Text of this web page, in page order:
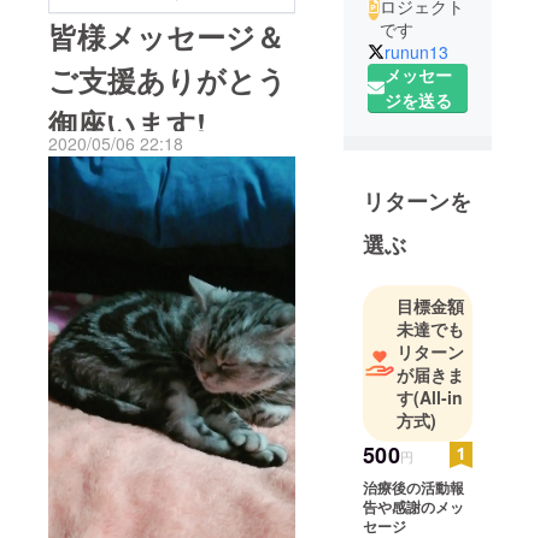
皆様メッセージ＆
ご支援ありがとう
御座います!
2020/05/06 22:18
ロジェクト
です
runun13
メッセー
ジを送る
リターンを
選ぶ
目標金額
未達でも
リターン
が届きま
す(All-in
方式)
500円
治療後の活動報
告や感謝のメッ
セージ